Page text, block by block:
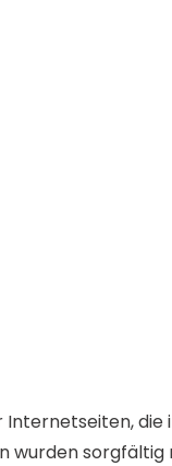
die
wurden